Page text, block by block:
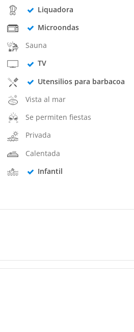
Liquadora
Microondas
Sauna
TV
Utensilios para barbacoa
Vista al mar
Se permiten fiestas
Privada
Calentada
Infantil